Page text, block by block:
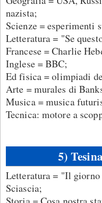
nazista;
Scienze = esperimenti
Letteratura = "Se
Francese = Charlie
Inglese = BBC;
Ed fisica = olimpiadi
Arte = murales di
Musica = musica
Tecnica: motore a
5)
Letteratura = "Il
Sciascia;